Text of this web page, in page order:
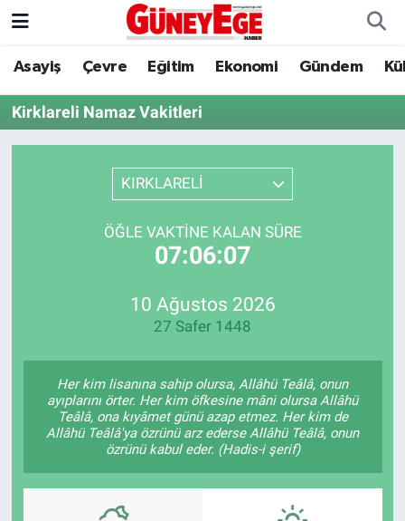
Asayiş Çevre Eğitim Ekonomi Gündem
Kirklareli Namaz Vakitleri
KIRKLARELİ
ÖĞLE VAKTINE KALAN SÜRE
07:06:07
10 Ağustos 2026
27 Safer 1448
Her kim lisanına sahip olursa, Allâhü Teâlâ, onun
ayıplarını örter. Her kim öfkesine mâni olursa Allâhü
Teâlâ, ona kıyâmet günü azap etmez. Her kim de
Allâhü Teâlâ'ya özrünü arz ederse Allâhü Teâlâ, onun
özrünü kabul eder. (Hadis-i şerif)
Asayiş
Çevre
Kültür Sanat
Politika
Sağlık
Spor
İstanbul Hava Durumu
İstanbul Trafik Yoğunluk Haritası
Son Dakika Haberleri
Haber Arşivi